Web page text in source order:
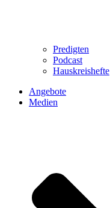
Predigten
Podcast
Hauskreishefte
Angebote
Medien